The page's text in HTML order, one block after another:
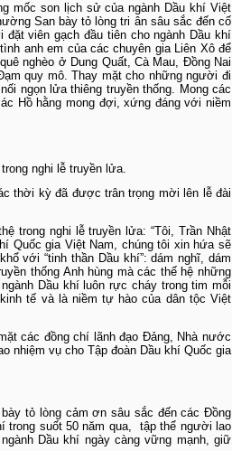
mốc son lịch sử của ngành Dầu khí Việt
San bày tỏ lòng tri ân sâu sắc đến cố
viên gạch đầu tiên cho ngành Dầu khí
anh em của các chuyên gia Liên Xô để
nghèo ở Dung Quất, Cà Mau, Đồng Nai
quy mô. Thay mặt cho những người đi
ngọn lửa thiêng truyền thống. Mong các
Hồ hằng mong đợi, xứng đáng với niềm
nghi lễ truyền lửa.
thời kỳ đã được trân trọng mời lên lễ đài
trong nghi lễ truyền lửa: “Tôi, Trần Nhật
Quốc gia Việt Nam, chúng tôi xin hứa sẽ
với “tinh thần Dầu khí”: dám nghĩ, dám
thống Anh hùng mà các thế hệ những
Dầu khí luôn rực cháy trong tim mỗi
tế và là niềm tự hào của dân tộc Việt
các đồng chí lãnh đạo Đảng, Nhà nước
nhiệm vụ cho Tập đoàn Dầu khí Quốc gia
tỏ lòng cảm ơn sâu sắc đến các Đồng
trong suốt 50 năm qua, tập thể người lao
Dầu khí ngày càng vững mạnh, giữ